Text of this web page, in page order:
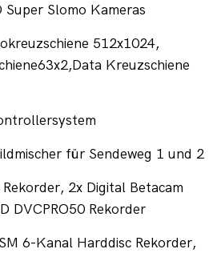
Super Slomo Kameras
512x1024,
Kreuzschiene
für Sendeweg 1 und 2
2x Digital Betacam
DVCPRO50 Rekorder
6-Kanal Harddisc Rekorder,